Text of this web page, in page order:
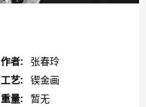
作者:
张春玲
工艺:
锲金画
重量:
暂无